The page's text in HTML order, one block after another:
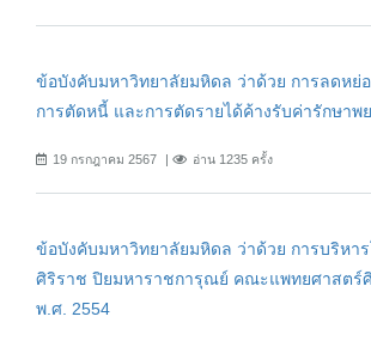
ข้อบังคับมหาวิทยาลัยมหิดล ว่าด้วย การลดหย่
การตัดหนี้ และการตัดรายได้ค้างรับค่ารักษาพ
19 กรกฎาคม 2567 อ่าน 1235 ครั้ง
ข้อบังคับมหาวิทยาลัยมหิดล ว่าด้วย การบริหา
ศิริราช ปิยมหาราชการุณย์ คณะแพทยศาสตร์
พ.ศ. 2554